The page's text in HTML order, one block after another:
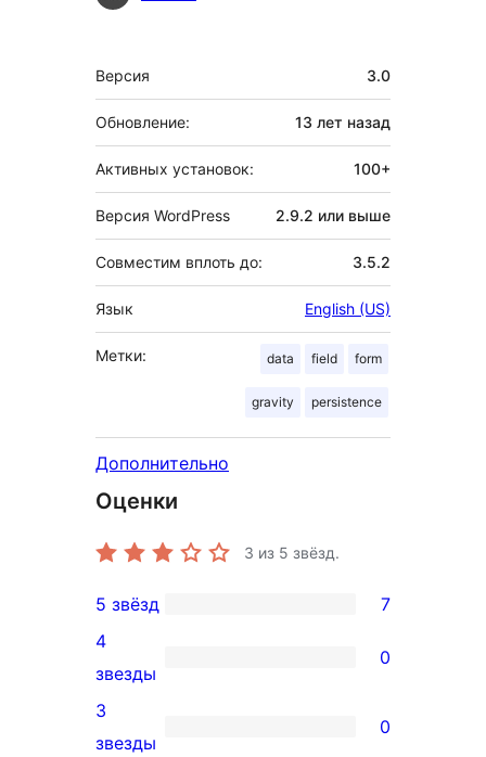
Мета
Версия 3.0
Обновление: 13 лет назад
Активных установок: 100+
Версия WordPress 2.9.2 или выше
Совместим вплоть до: 3.5.2
Язык English (US)
Метки: data field form
gravity persistence
Дополнительно
Оценки
3 из 5 звёзд.
7
5-
звездный
отзыв
5 звёзд 7
0
4-
звездный
4
звезды
0
0
3
звезды
0